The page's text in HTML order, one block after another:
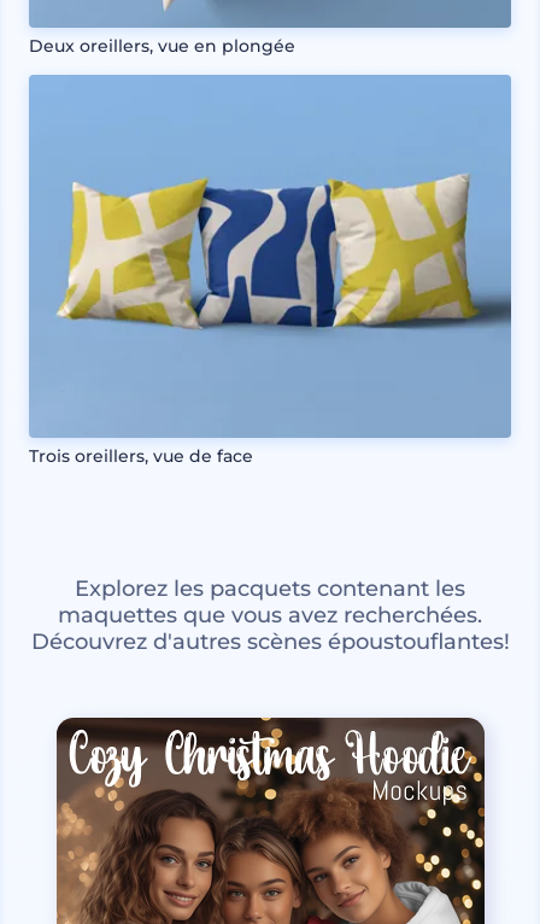
Deux oreillers, vue en plongée
Trois oreillers, vue de face
Explorez les pacquets contenant les
maquettes que vous avez recherchées.
Découvrez d'autres scènes époustouflantes!